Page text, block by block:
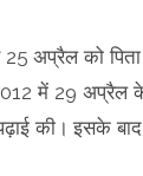
अप्रैल को पिता
में 29 अप्रैल
की। इसके